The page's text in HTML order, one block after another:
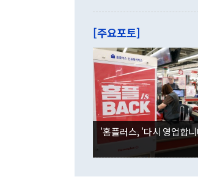
[주요포토]
'홈플러스, '다시 영업합